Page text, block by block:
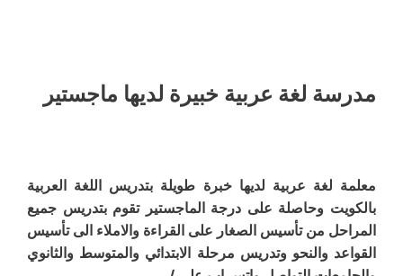
مدرسة لغة عربية خبيرة لديها ماجستير
معلمة لغة عربية لديها خبرة طويلة بتدريس اللغة العربية
بالكويت وحاصلة على درجة الماجستير تقوم بتدريس جميع
المراحل من تأسيس الصغار على القراءة والاملاء الى تأسيس
القواعد والنحو وتدريس مرحلة الابتدائي والمتوسط والثانوي